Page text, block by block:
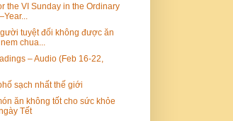
the VI Sunday in the Ordinary
tuyệt đối không được ăn
chua...
– Audio (Feb 16-22,
sạch nhất thế giới
ăn không tốt cho sức khỏe
Tết